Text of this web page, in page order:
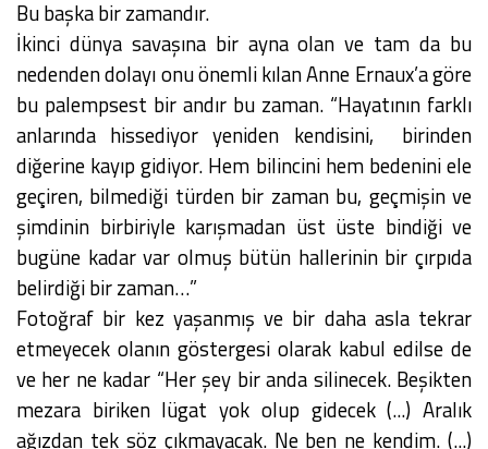
Bu başka bir zamandır.
İkinci dünya savaşına bir ayna olan ve tam da bu
nedenden dolayı onu önemli kılan Anne Ernaux’a göre
bu palempsest bir andır bu zaman. “Hayatının farklı
anlarında hissediyor yeniden kendisini, birinden
diğerine kayıp gidiyor. Hem bilincini hem bedenini ele
geçiren, bilmediği türden bir zaman bu, geçmişin ve
şimdinin birbiriyle karışmadan üst üste bindiği ve
bugüne kadar var olmuş bütün hallerinin bir çırpıda
belirdiği bir zaman…”
Fotoğraf bir kez yaşanmış ve bir daha asla tekrar
etmeyecek olanın göstergesi olarak kabul edilse de
ve her ne kadar “Her şey bir anda silinecek. Beşikten
mezara biriken lügat yok olup gidecek (...) Aralık
ağızdan tek söz çıkmayacak. Ne ben ne kendim. (...)